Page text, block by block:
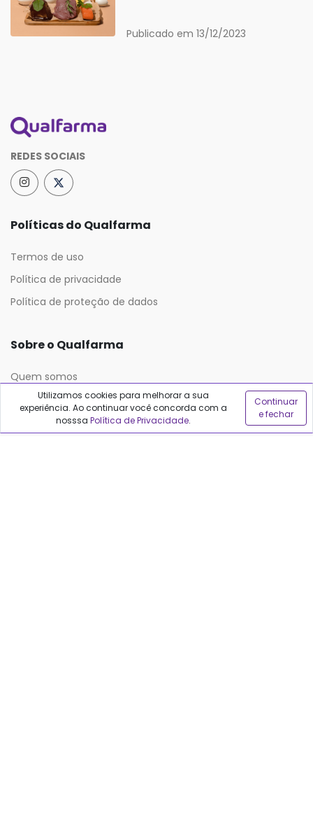
Publicado em 13/12/2023
REDES SOCIAIS
Políticas do Qualfarma
Termos de uso
Política de privacidade
Política de proteção de dados
Sobre o Qualfarma
Quem somos
Utilizamos cookies para melhorar a sua
experiência. Ao continuar você concorda com a
nosssa Política de Privacidade.
Continuar
e fechar